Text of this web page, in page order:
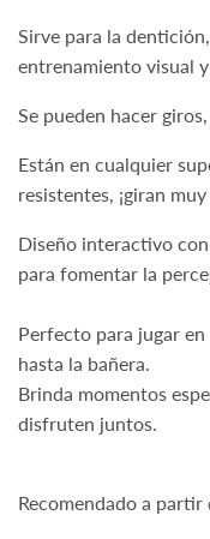
Sirve para la
entrenamiento visual
Se pueden hacer
Están en cualquier
resistentes, ¡giran
Diseño interactivo
para fomentar la
Perfecto para jugar
hasta la bañera.
Brinda momentos
disfruten juntos.
Recomendado a partir